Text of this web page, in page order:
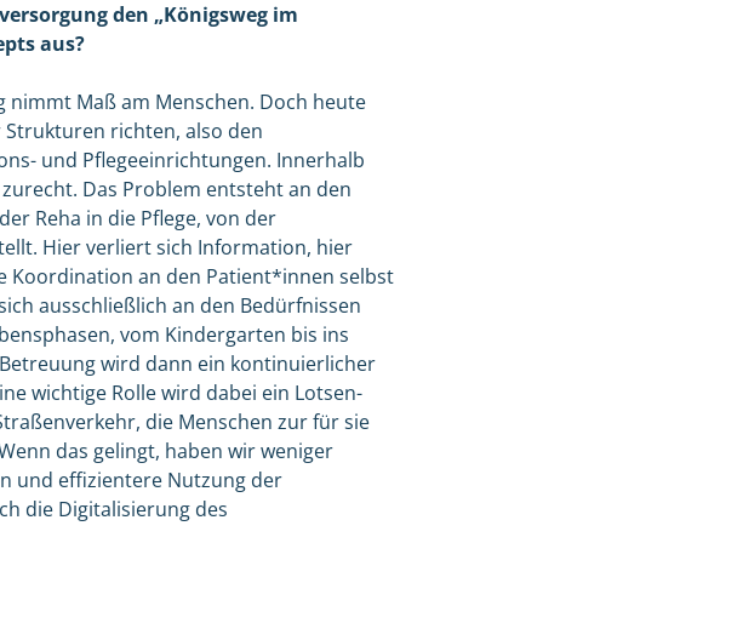
den „Königsweg im
aus?
Maß am Menschen. Doch heute
richten, also den
und Pflegeeinrichtungen. Innerhalb
Das Problem entsteht an den
Reha in die Pflege, von der
Hier verliert sich Information, hier
an den Patient*innen selbst
ausschließlich an den Bedürfnissen
vom Kindergarten bis ins
wird dann ein kontinuierlicher
wichtige Rolle wird dabei ein Lotsen-
die Menschen zur für sie
das gelingt, haben wir weniger
und effizientere Nutzung der
die Digitalisierung des